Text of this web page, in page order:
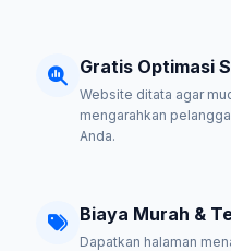
Gratis Optimasi
Website ditata agar
mengarahkan
Anda.
Biaya Murah &
Dapatkan halaman